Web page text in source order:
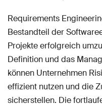
Requirements
Bestandteil der
Projekte erfolgreich
Definition und das
können Unternehmen
effizient nutzen und die
sicherstellen. Die